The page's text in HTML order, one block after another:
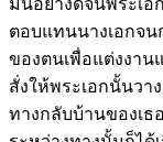
มันอย่างดีจนพระเ
ตอบแทนนางเอกจน
ของตนเพื่อแต่งงาน
สั่งให้พระเอกนั้นวา
ทางกลับบ้านของเธ